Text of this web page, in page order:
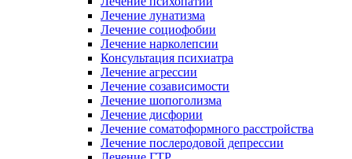
Лечение лунатизма
Лечение социофобии
Лечение нарколепсии
Консультация психиатра
Лечение агрессии
Лечение созависимости
Лечение шопоголизма
Лечение дисфории
Лечение соматоформного расстройства
Лечение послеродовой депрессии